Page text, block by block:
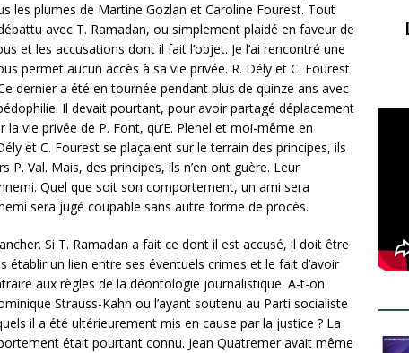
les plumes de Martine Gozlan et Caroline Fourest. Tout
avec T. Ramadan, ou simplement plaidé en faveur de
et les accusations dont il fait l’objet. Je l’ai rencontré une
permet aucun accès à sa vie privée. R. Dély et C. Fourest
dernier a été en tournée pendant plus de quinze ans avec
Il devait pourtant, pour avoir partagé déplacement
vie privée de P. Font, qu’E. Plenel et moi-même en
et C. Fourest se plaçaient sur le terrain des principes, ils
Val. Mais, des principes, ils n’en ont guère. Leur
Quel que soit son comportement, un ami sera
sera jugé coupable sans autre forme de procès.
Si T. Ramadan a fait ce dont il est accusé, il doit être
établir un lien entre ses éventuels crimes et le fait d’avoir
aux règles de la déontologie journalistique. A-t-on
Strauss-Kahn ou l’ayant soutenu au Parti socialiste
il a été ultérieurement mis en cause par la justice ? La
était pourtant connu. Jean Quatremer avait même